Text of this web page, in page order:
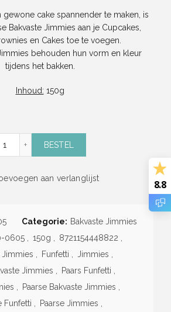
​​gewone cake spannender te maken, is
Bakvaste Jimmies aan je Cupcakes,
en Cakes toe te voegen.
behouden hun vorm en kleur
tijdens het bakken.
Inhoud: 150g
BESTEL
aan verlanglijst
Categorie: Bakvaste Jimmies
0605 150g 8721154448822
Jimmies
Funfetti Jimmies
Jimmies
Paars Funfetti
Paarse Bakvaste Jimmies
Funfetti
Paarse Jimmies
8.8